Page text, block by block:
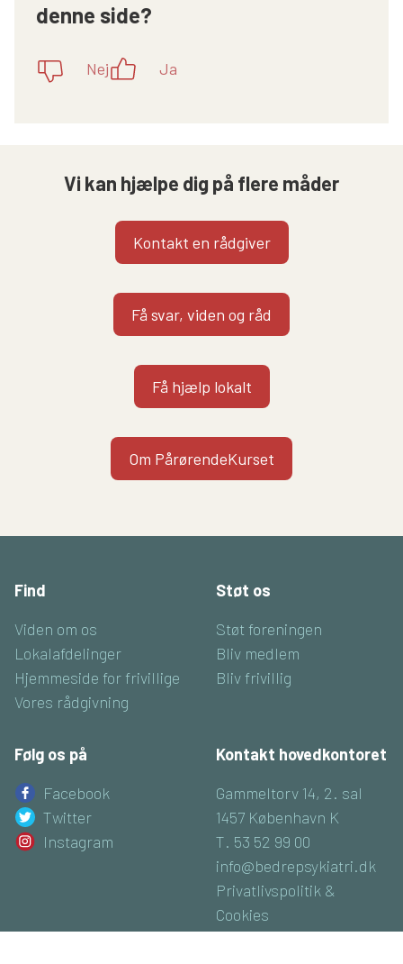
denne side?
Nej Ja
Vi kan hjælpe dig på flere måder
Kontakt en rådgiver
Få svar, viden og råd
Få hjælp lokalt
Om PårørendeKurset
Find
Viden om os
Lokalafdelinger
Hjemmeside for frivillige
Vores rådgivning
Støt os
Støt foreningen
Bliv medlem
Bliv frivillig
Følg os på
Facebook
Twitter
Instagram
Kontakt hovedkontoret
Gammeltorv 14, 2. sal
1457 København K
T. 53 52 99 00
info@bedrepsykiatri.dk
Privatlivspolitik &
Cookies